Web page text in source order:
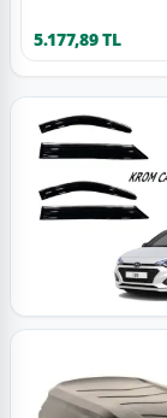
5.177,89 TL